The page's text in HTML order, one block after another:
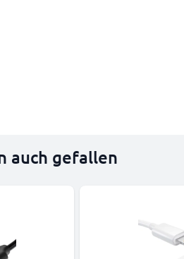
auch gefallen